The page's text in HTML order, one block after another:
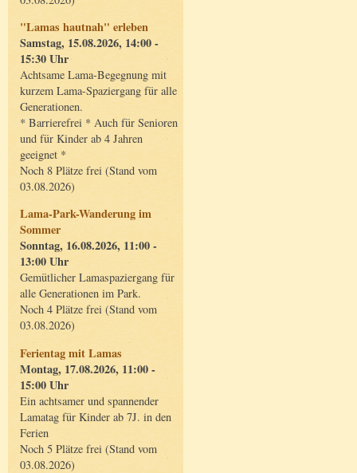
"Lamas hautnah" erleben
Samstag, 15.08.2026, 14:00 -
15:30 Uhr
Achtsame Lama-Begegnung mit
kurzem Lama-Spaziergang für alle
Generationen.
* Barrierefrei * Auch für Senioren
und für Kinder ab 4 Jahren
geeignet *
Noch 8 Plätze frei (Stand vom
03.08.2026)
Lama-Park-Wanderung im
Sommer
Sonntag, 16.08.2026, 11:00 -
13:00 Uhr
Gemütlicher Lamaspaziergang für
alle Generationen im Park.
Noch 4 Plätze frei (Stand vom
03.08.2026)
Ferientag mit Lamas
Montag, 17.08.2026, 11:00 -
15:00 Uhr
Ein achtsamer und spannender
Lamatag für Kinder ab 7J. in den
Ferien
Noch 5 Plätze frei (Stand vom
03.08.2026)